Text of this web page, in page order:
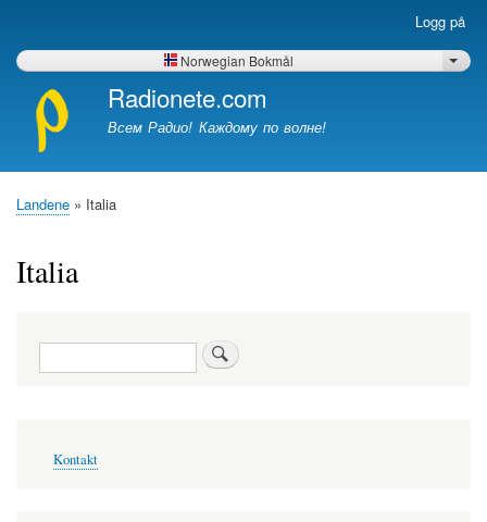
hovedinnhold
meny
Logg på
Norwegian Bokmål List
Radionete.com
Всем Радио! Каждому по волне!
Navigasjonssti
Landene Italia
Italia
Søk
meny
Kontakt